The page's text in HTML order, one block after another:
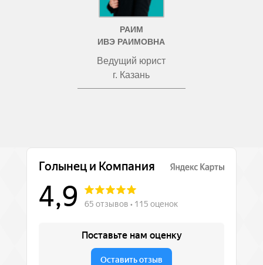
РАИМ
ИВЭ РАИМОВНА
Ведущий юрист
г. Казань